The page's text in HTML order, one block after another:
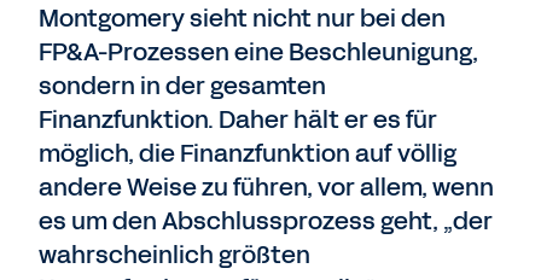
Montgomery sieht nicht nur bei den
FP&A-Prozessen eine Beschleunigung,
sondern in der gesamten
Finanzfunktion. Daher hält er es für
möglich, die Finanzfunktion auf völlig
andere Weise zu führen, vor allem, wenn
es um den Abschlussprozess geht, „der
wahrscheinlich größten